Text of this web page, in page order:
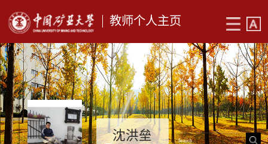
教师个人主页
沈洪垒